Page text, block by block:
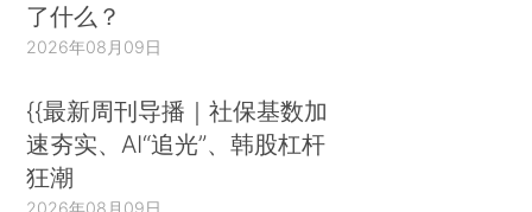
了什么？
2026年08月09日
{{最新周刊导播｜社保基数加
速夯实、AI“追光”、韩股杠杆
狂潮
2026年08月09日